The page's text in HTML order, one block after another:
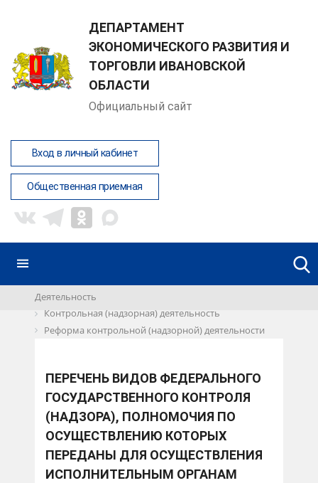
ДЕПАРТАМЕНТ
ЭКОНОМИЧЕСКОГО РАЗВИТИЯ И
ТОРГОВЛИ ИВАНОВСКОЙ
ОБЛАСТИ
Официальный сайт
Вход в личный кабинет
Общественная приемная
Деятельность
Контрольная (надзорная) деятельность
Реформа контрольной (надзорной) деятельности
исполнительным органам государственной власти
Ивановской области
ПЕРЕЧЕНЬ ВИДОВ ФЕДЕРАЛЬНОГО
ГОСУДАРСТВЕННОГО КОНТРОЛЯ
(НАДЗОРА), ПОЛНОМОЧИЯ ПО
ОСУЩЕСТВЛЕНИЮ КОТОРЫХ
ПЕРЕДАНЫ ДЛЯ ОСУЩЕСТВЛЕНИЯ
ИСПОЛНИТЕЛЬНЫМ ОРГАНАМ